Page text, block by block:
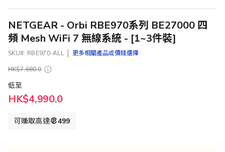
NETGEAR - Orbi RBE970系列 BE27000 四
頻 Mesh WiFi 7 無線系統 - [1~3件裝]
SKU RBE970-ALL
更多相關產品或價錢選擇
HK$7,680.0
低至
HK$4,990.0
可賺取高達 499